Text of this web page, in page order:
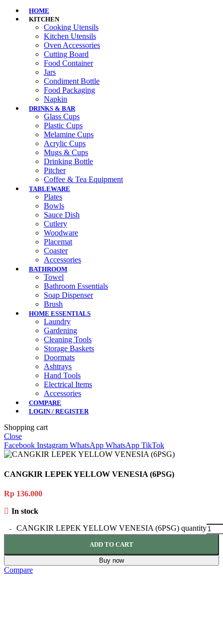
HOME
KITCHEN
Cooking Utensils
Kitchen Utensils
Oven Accessories
Cutting Board
Food Container
Jars
Condiment Bottle
Food Packaging
Napkin
DRINKS & BAR
Glass Cups
Plastic Cups
Melamine Cups
Acrylic Cups
Mugs & Cups
Drinking Bottle
Pitcher
Coffee & Tea Equipment
TABLEWARE
Plates
Bowls
Sauce Dish
Cutlery
Woodware
Placemat
Coaster
Accessories
BATHROOM
Towel
Bathroom Essentials
Soap Dispenser
Brush
HOME ESSENTIALS
Laundry
Gardening
Cleaning Tools
Storage Baskets
Doormats
Ashtrays
Hand Tools
Electrical Items
Accessories
COMPARE
LOGIN / REGISTER
Shopping cart
Close
Facebook Instagram WhatsApp WhatsApp TikTok
CANGKIR LEPEK YELLOW VENESIA (6PSG)
Rp 136.000
In stock
CANGKIR LEPEK YELLOW VENESIA (6PSG) quantity
ADD TO CART
Buy now
Compare